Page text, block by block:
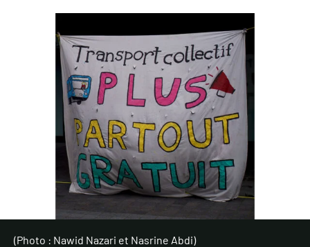
(Photo : Nawid Nazari et Nasrine Abdi)